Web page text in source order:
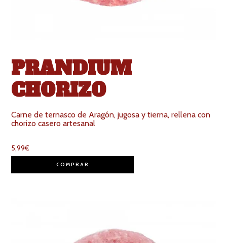
PRANDIUM
CHORIZO
Carne de ternasco de Aragón, jugosa y tierna, rellena con
chorizo casero artesanal
5,99€
COMPRAR